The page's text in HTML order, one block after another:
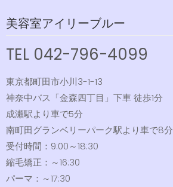
美容室アイリーブルー
TEL 042-796-4099
東京都町田市小川3-1-13
神奈中バス「金森四丁目」下車 徒歩1分
成瀬駅より車で5分
南町田グランベリーパーク駅より車で8分
受付時間：9:00～18:30
縮毛矯正：～16:30
パーマ：～17:30